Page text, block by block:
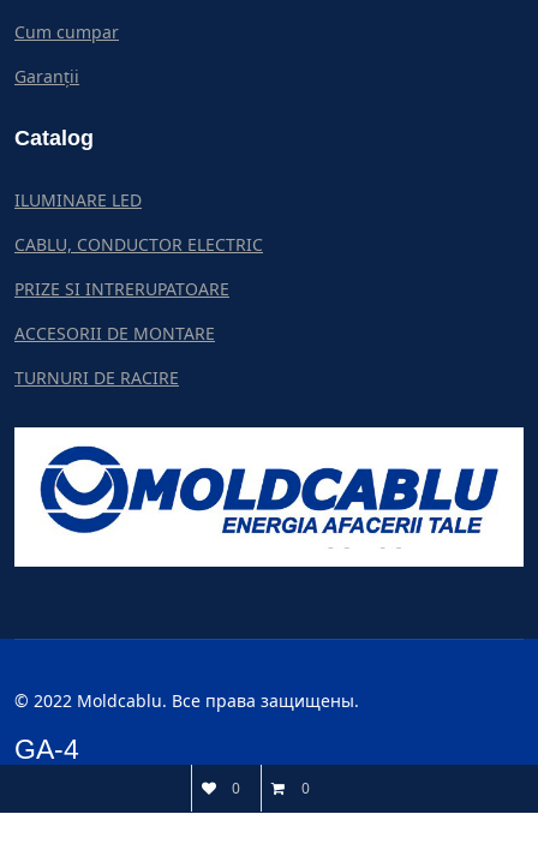
Cum cumpar
Garanții
Catalog
ILUMINARE LED
CABLU, CONDUCTOR ELECTRIC
PRIZE SI INTRERUPATOARE
ACCESORII DE MONTARE
TURNURI DE RACIRE
© 2022 Moldcablu. Все права защищены.
GA-4
0 0